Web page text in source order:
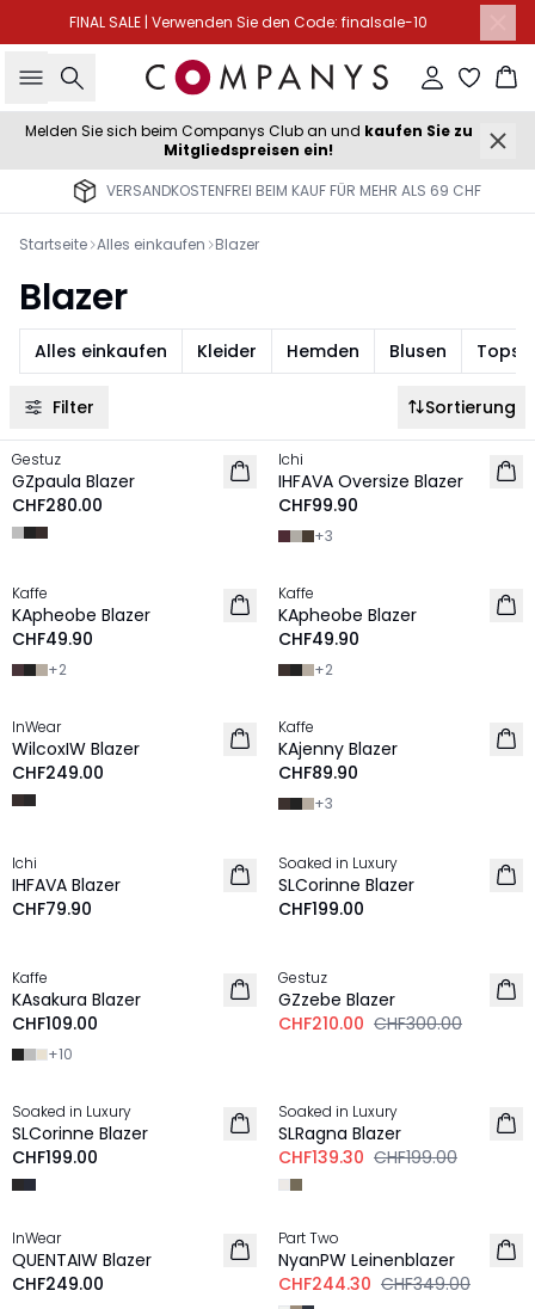
FINAL SALE | Verwenden Sie den Code: finalsale-10
Suche Einloggen
Melden Sie sich beim Companys Club an und kaufen Sie zu
Mitgliedspreisen ein!
VERSANDKOSTENFREI BEIM KAUF FÜR MEHR ALS 69 CHF
Startseite Alles einkaufen Blazer
Blazer
Alles einkaufen Kleider Hemden Blusen Tops
Filter Sortierung
NEU
Gestuz
GZpaula Blazer
CHF280.00
NEU
Ichi
IHFAVA Oversize Blazer
CHF99.90
+3
NEU
Kaffe
KApheobe Blazer
CHF49.90
+2
NEU
Kaffe
KApheobe Blazer
CHF49.90
+2
NEU
InWear
WilcoxIW Blazer
CHF249.00
NEU
Kaffe
KAjenny Blazer
CHF89.90
+3
NEU
Ichi
IHFAVA Blazer
CHF79.90
NEU
Soaked in Luxury
SLCorinne Blazer
CHF199.00
NEU
Kaffe
KAsakura Blazer
CHF109.00
+10
Gestuz
GZzebe Blazer
CHF210.00 CHF300.00
Soaked in Luxury
SLCorinne Blazer
CHF199.00
LEINEN
Soaked in Luxury
SLRagna Blazer
CHF139.30 CHF199.00
NEU
InWear
QUENTAIW Blazer
CHF249.00
LEINEN
-30%
Part Two
NyanPW Leinenblazer
CHF244.30 CHF349.00